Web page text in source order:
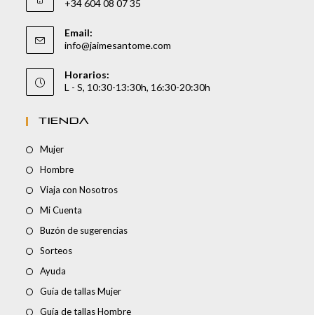
+34 604 08 07 35
Email:
info@jaimesantome.com
Horarios:
L - S, 10:30-13:30h, 16:30-20:30h
TIENDA
Mujer
Hombre
Viaja con Nosotros
Mi Cuenta
Buzón de sugerencias
Sorteos
Ayuda
Guía de tallas Mujer
Guía de tallas Hombre